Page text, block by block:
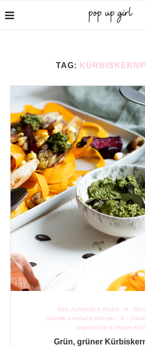
TAG:
Dips, Aufstriche & Pestos
Schnelle & einfache Rezepte
Vegetarische & Vegane
Grün, grüner